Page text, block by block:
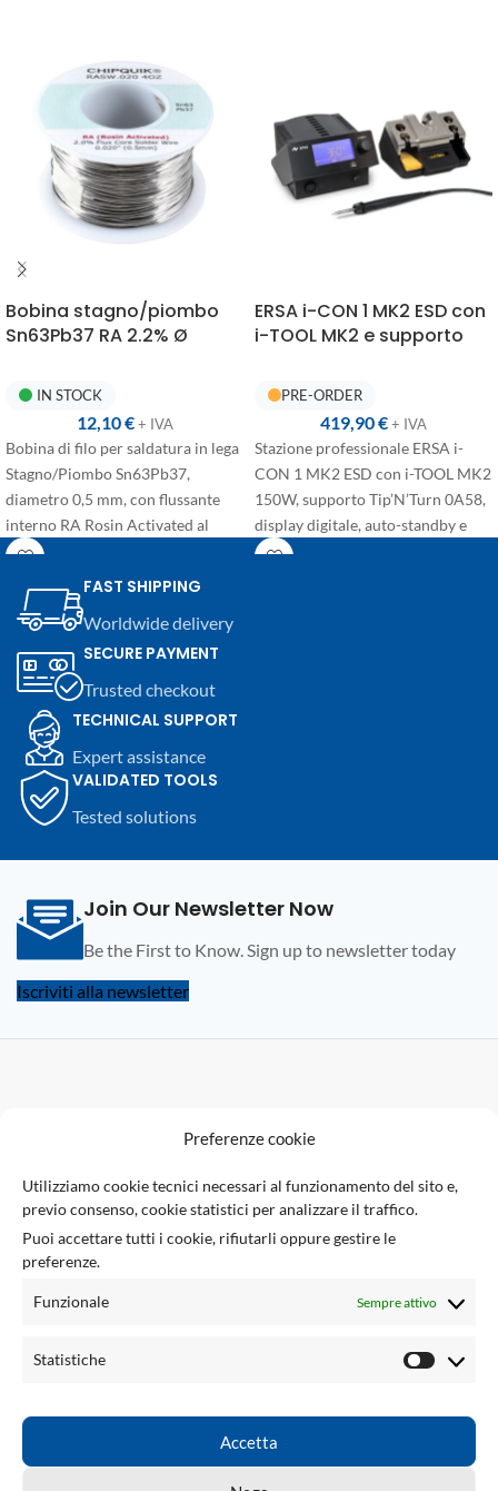
Preferenze cookie
Utilizziamo cookie tecnici necessari al funzionamento del sito e,
previo consenso, cookie statistici per analizzare il traffico.
Puoi accettare tutti i cookie, rifiutarli oppure gestire le
preferenze.
Funzionale Sempre attivo
Statistiche
Accetta
Bobina stagno/piombo
Sn63Pb37 RA 2.2% Ø
IN STOCK
12,10€ + IVA
Bobina di filo per saldatura in lega
Stagno/Piombo Sn63Pb37,
diametro 0,5 mm, con flussante
interno RA Rosin Activated al
2,2%. Punto di fusione 183 °C,
elettroniche professionali e
superfici difficili da saldare.
ERSA i-CON 1 MK2 ESD con
i-TOOL MK2 e supporto
419,90€+ IVA
Stazione professionale ERSA i-
CON 1 MK2 ESD con i-TOOL MK2
150W, supporto Tip’N’Turn 0A58,
display digitale, auto-standby e
controllo One-Touch. Soluzione
FAST SHIPPING
Worldwide delivery
SECURE PAYMENT
Trusted checkout
TECHNICAL SUPPORT
Expert assistance
VALIDATED TOOLS
Tested solutions
Join Our Newsletter Now
Be the First to Know. Sign up to newsletter today
Iscriviti alla newsletter
73010 Sogliano Cavour (LE), Italia
info@tsecengineering.com
LINK UTILI